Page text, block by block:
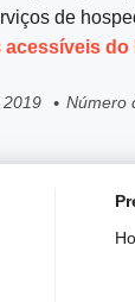
de
acessíveis do
Número